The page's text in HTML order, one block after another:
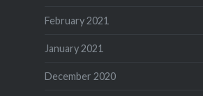
February 2021
January 2021
December 2020